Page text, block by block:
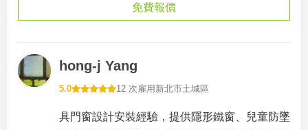
免費報價
hong-j Yang
5.0 12 次雇用 新北市土城區
具門窗設計安裝經驗，提供隱形鐵窗、兒童防墜